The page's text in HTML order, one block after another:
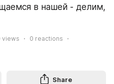
в нашей - делим,
views 0 reactions
Share